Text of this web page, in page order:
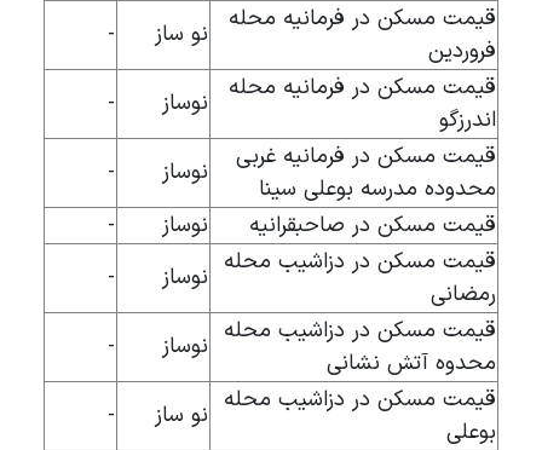
قیمت مسکن در فرمانیه محله
فروردین
نو ساز
-
قیمت مسکن در فرمانیه محله
اندرزگو
نوساز
-
قیمت مسکن در فرمانیه غربی
محدوده مدرسه بوعلی سینا
نوساز
-
قیمت مسکن در صاحبقرانیه
نوساز
-
قیمت مسکن در دزاشیب محله
رمضانی
نوساز
-
قیمت مسکن در دزاشیب محله
محدوه آتش نشانی
نوساز
-
قیمت مسکن در دزاشیب محله
بوعلی
نو ساز
-